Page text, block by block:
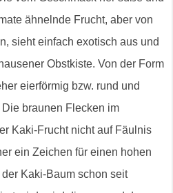
ähnelnde Frucht, aber von
sieht einfach exotisch aus und
Obstkiste. Von der Form
eierförmig bzw. rund und
braunen Flecken im
Kaki-Frucht nicht auf Fäulnis
ein Zeichen für einen hohen
Kaki-Baum schon seit